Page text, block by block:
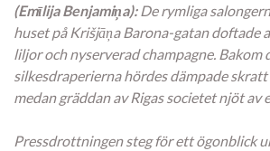
(Emīlija Benjamiņa): De rymliga
huset på Krišjāņa Barona-gatan doftade
liljor och nyserverad champagne. Bakom
silkesdraperierna hördes dämpade
medan gräddan av Rigas societet njöt av
Pressdrottningen steg för ett ögonblick